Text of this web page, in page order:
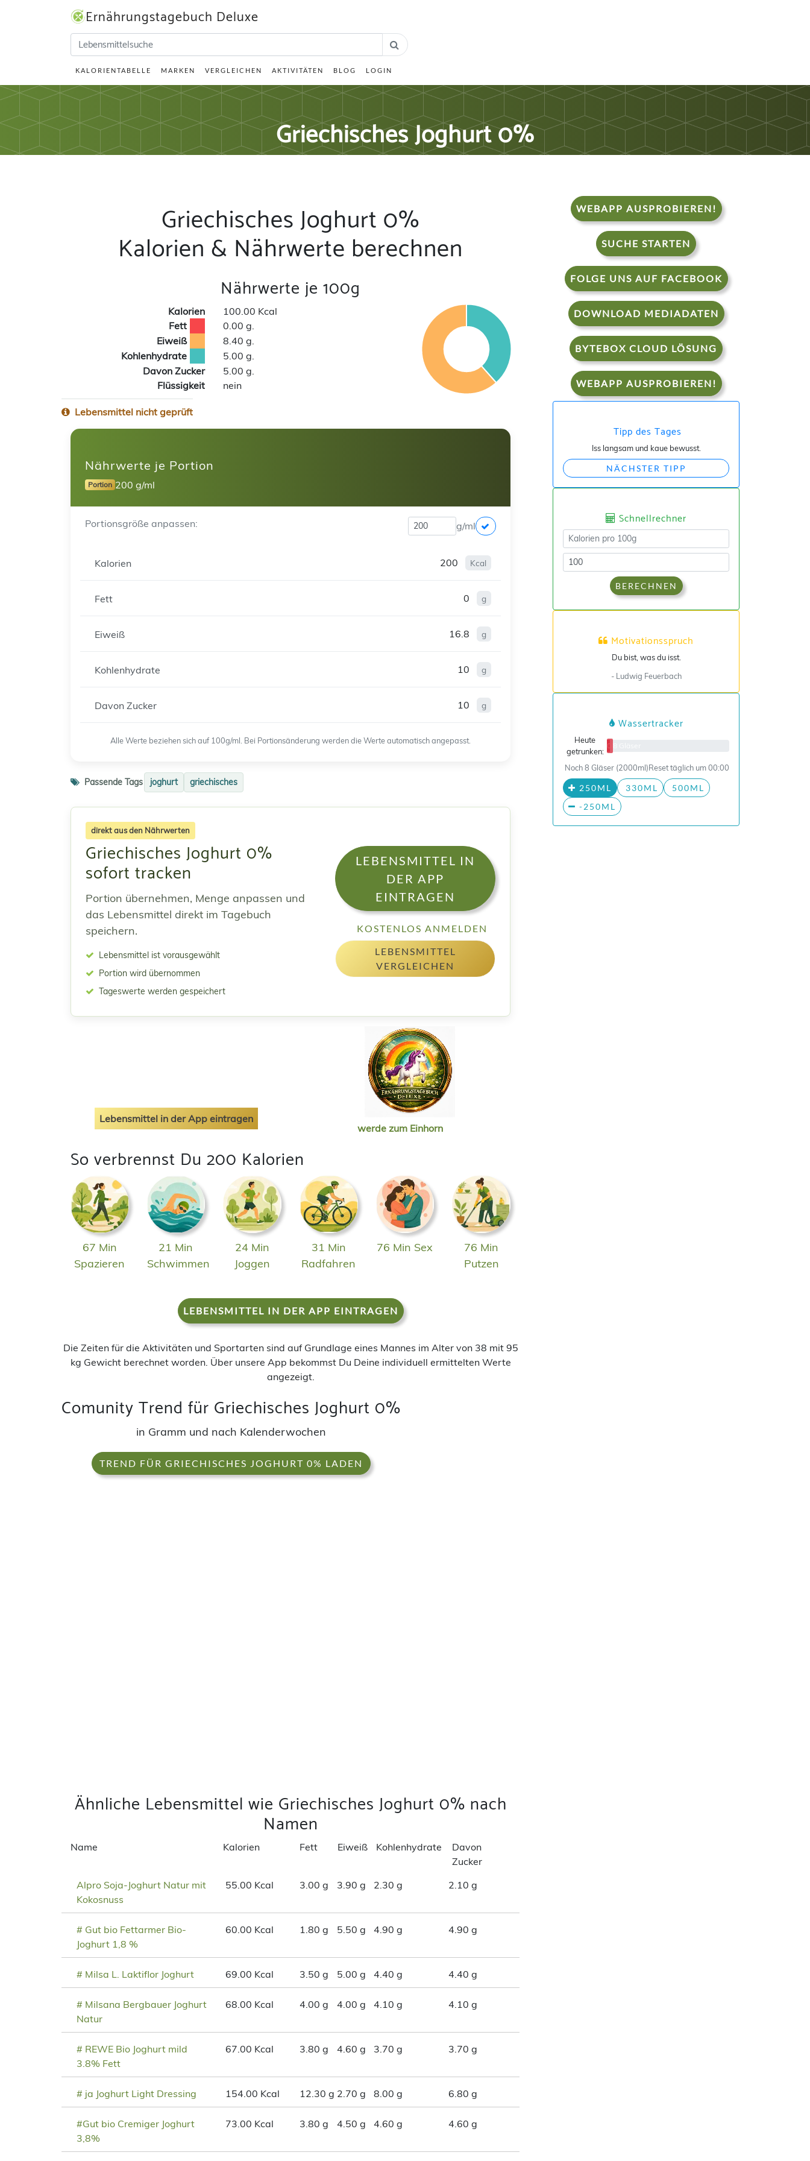
Ernährungstagebuch Deluxe
KALORIENTABELLE MARKEN VERGLEICHEN AKTIVITÄTEN BLOG LOGIN
Griechisches Joghurt 0%
Griechisches Joghurt 0%
Kalorien & Nährwerte berechnen
Nährwerte je 100g
Kalorien
100.00 Kcal
Fett
0.00 g.
Eiweiß
8.40 g.
Kohlenhydrate
5.00 g.
Davon Zucker
5.00 g.
Flüssigkeit
nein
Lebensmittel nicht geprüft
Nährwerte je Portion
Portion 200 g/ml
Portionsgröße anpassen: g/ml
Kalorien 200 Kcal
Fett 0 g
Eiweiß 16.8 g
Kohlenhydrate 10 g
Davon Zucker 10 g
Alle Werte beziehen sich auf 100g/ml. Bei Portionsänderung werden die Werte automatisch angepasst.
Passende Tags joghurt griechisches
direkt aus den Nährwerten
Griechisches Joghurt 0%
sofort tracken
Portion übernehmen, Menge anpassen und
das Lebensmittel direkt im Tagebuch
speichern.
Lebensmittel ist vorausgewählt
Portion wird übernommen
Tageswerte werden gespeichert
LEBENSMITTEL IN
DER APP
EINTRAGEN
KOSTENLOS ANMELDEN
LEBENSMITTEL
VERGLEICHEN
Lebensmittel in der App eintragen
werde zum Einhorn
So verbrennst Du 200 Kalorien
67 Min
Spazieren
21 Min
Schwimmen
24 Min
Joggen
31 Min
Radfahren
76 Min Sex
76 Min
Putzen
LEBENSMITTEL IN DER APP EINTRAGEN
Die Zeiten für die Aktivitäten und Sportarten sind auf Grundlage eines Mannes im Alter von 38 mit 95
kg Gewicht berechnet worden. Über unsere App bekommst Du Deine individuell ermittelten Werte
angezeigt.
Comunity Trend für Griechisches Joghurt 0%
in Gramm und nach Kalenderwochen
TREND FÜR GRIECHISCHES JOGHURT 0% LADEN
Ähnliche Lebensmittel wie Griechisches Joghurt 0% nach
Namen
Name Kalorien Fett Eiweiß Kohlenhydrate
Davon
Zucker
Alpro Soja-Joghurt Natur mit
Kokosnuss
55.00 Kcal 3.00 g 3.90 g 2.30 g 2.10 g
# Gut bio Fettarmer Bio-
Joghurt 1,8 %
60.00 Kcal 1.80 g 5.50 g 4.90 g 4.90 g
# Milsa L. Laktiflor Joghurt 69.00 Kcal 3.50 g 5.00 g 4.40 g 4.40 g
# Milsana Bergbauer Joghurt
Natur
68.00 Kcal 4.00 g 4.00 g 4.10 g 4.10 g
# REWE Bio Joghurt mild
3.8% Fett
67.00 Kcal 3.80 g 4.60 g 3.70 g 3.70 g
# ja Joghurt Light Dressing 154.00 Kcal 12.30 g 2.70 g 8.00 g 6.80 g
#Gut bio Cremiger Joghurt
3,8%
73.00 Kcal 3.80 g 4.50 g 4.60 g 4.60 g
WEBAPP AUSPROBIEREN!
SUCHE STARTEN
FOLGE UNS AUF FACEBOOK
DOWNLOAD MEDIADATEN
BYTEBOX CLOUD LÖSUNG
WEBAPP AUSPROBIEREN!
Tipp des Tages
Iss langsam und kaue bewusst.
NÄCHSTER TIPP
Schnellrechner
BERECHNEN
Motivationsspruch
Du bist, was du isst.
- Ludwig Feuerbach
Wassertracker
Heute
getrunken:
0/8 Gläser
Noch 8 Gläser (2000ml)Reset täglich um 00:00
250ML 330ML
500ML
-250ML